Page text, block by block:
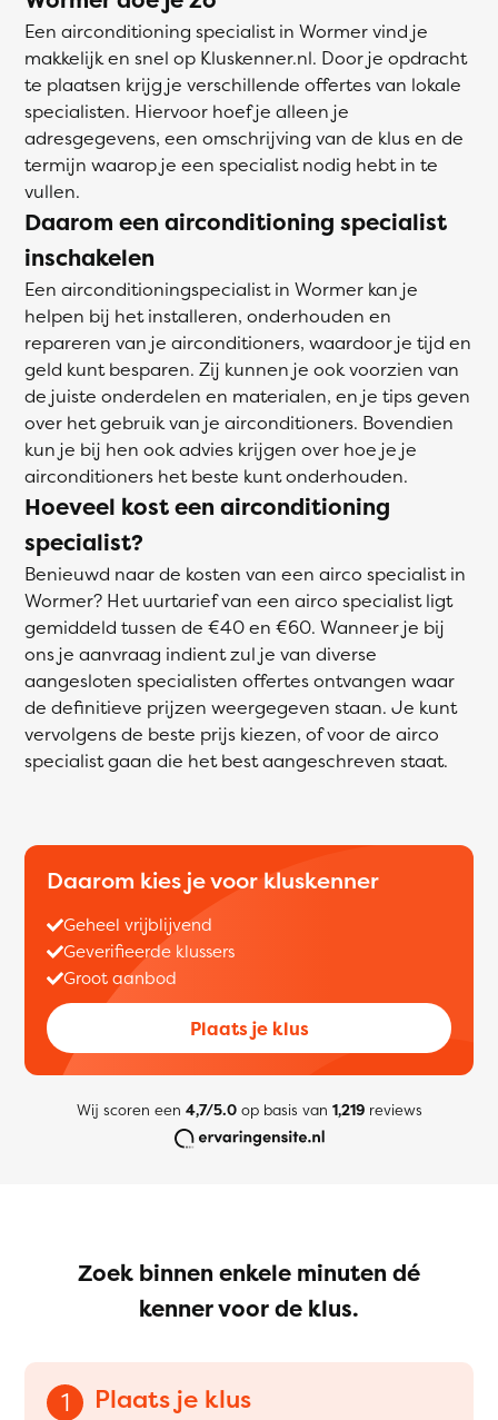
Een airconditioning specialist in Wormer vind je
makkelijk en snel op Kluskenner.nl. Door je opdracht
te plaatsen krijg je verschillende offertes van lokale
specialisten. Hiervoor hoef je alleen je
adresgegevens, een omschrijving van de klus en de
termijn waarop je een specialist nodig hebt in te
vullen.
Daarom een airconditioning specialist
inschakelen
Een airconditioningspecialist in Wormer kan je
helpen bij het installeren, onderhouden en
repareren van je airconditioners, waardoor je tijd en
geld kunt besparen. Zij kunnen je ook voorzien van
de juiste onderdelen en materialen, en je tips geven
over het gebruik van je airconditioners. Bovendien
kun je bij hen ook advies krijgen over hoe je je
airconditioners het beste kunt onderhouden.
Hoeveel kost een airconditioning
specialist?
Benieuwd naar de kosten van een airco specialist in
Wormer? Het uurtarief van een airco specialist ligt
gemiddeld tussen de €40 en €60. Wanneer je bij
ons je aanvraag indient zul je van diverse
aangesloten specialisten offertes ontvangen waar
de definitieve prijzen weergegeven staan. Je kunt
vervolgens de beste prijs kiezen, of voor de airco
specialist gaan die het best aangeschreven staat.
Daarom kies je voor kluskenner
Geheel vrijblijvend
Geverifieerde klussers
Groot aanbod
Plaats je klus
Wij scoren een 4,7/5.0op basis van 1,219reviews
Zoek binnen enkele minuten dé
kenner voor de klus.
1 Plaats je klus